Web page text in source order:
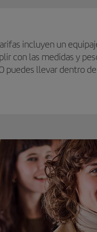
incluyen un
con las medidas y
puedes llevar dentro